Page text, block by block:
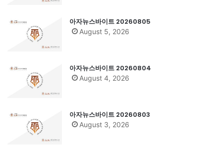
아자뉴스바이트 20260805
August 5, 2026
아자뉴스바이트 20260804
August 4, 2026
아자뉴스바이트 20260803
August 3, 2026